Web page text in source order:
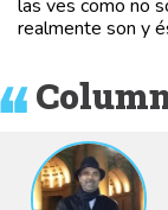
las ves como no
realmente son y